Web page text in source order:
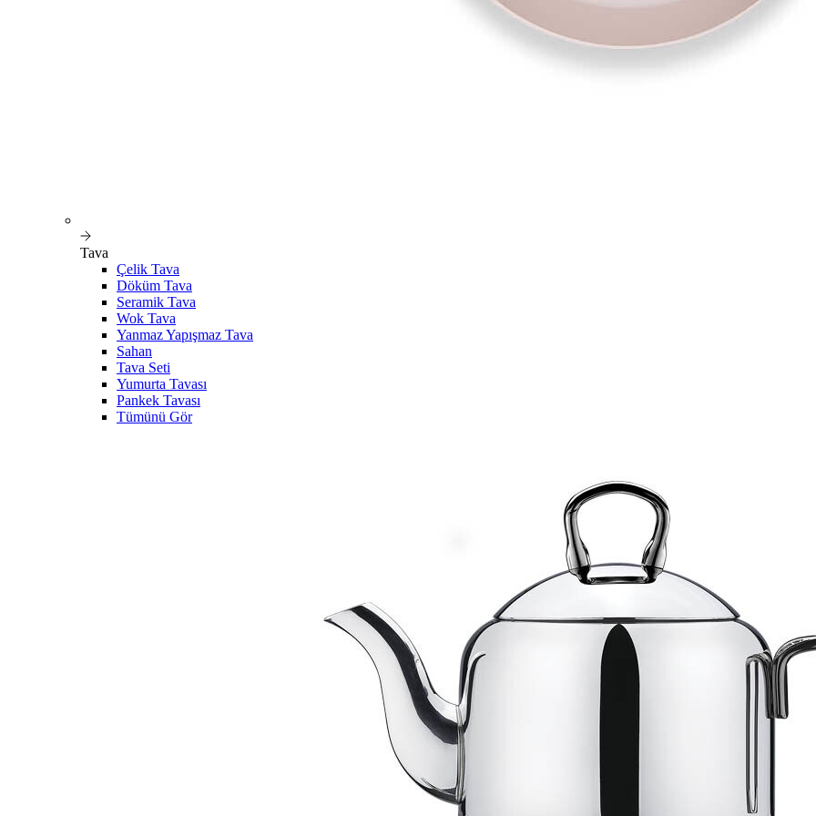
Tava
Çelik Tava
Döküm Tava
Seramik Tava
Wok Tava
Yanmaz Yapışmaz Tava
Sahan
Tava Seti
Yumurta Tavası
Pankek Tavası
Tümünü Gör